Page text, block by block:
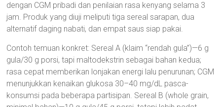
dengan CGM pribadi dan penilaian rasa kenyang selama 3
jam. Produk yang diuji meliputi tiga sereal sarapan, dua
alternatif daging nabati, dan empat saus siap pakai.
Contoh temuan konkret: Sereal A (klaim “rendah gula”)—6 g
gula/30 g porsi, tapi maltodekstrin sebagai bahan kedua;
rasa cepat memberikan lonjakan energi lalu penurunan; CGM
menunjukkan kenaikan glukosa 30–40 mg/dL pasca-
konsumsi pada beberapa partisipan. Sereal B (whole grain,